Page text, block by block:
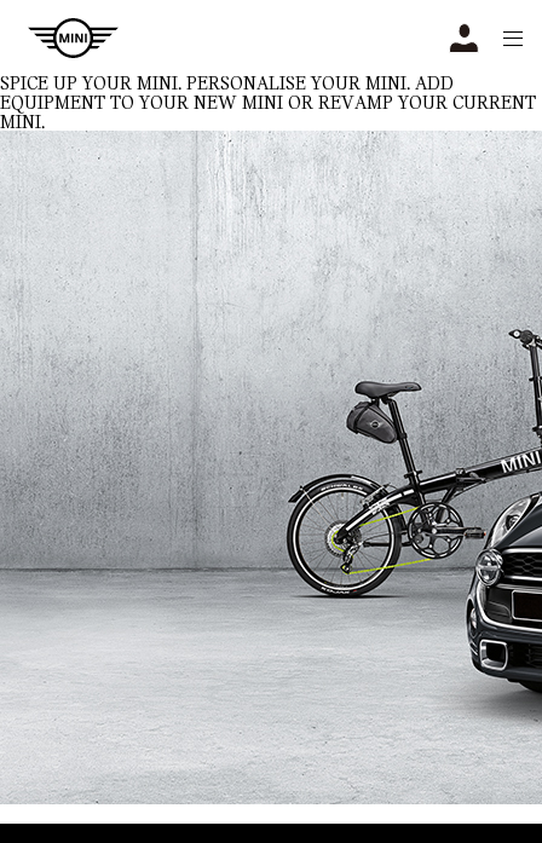
SPICE UP YOUR MINI. PERSONALISE YOUR MINI. ADD
EQUIPMENT TO YOUR NEW MINI OR REVAMP YOUR CURRENT
MINI.